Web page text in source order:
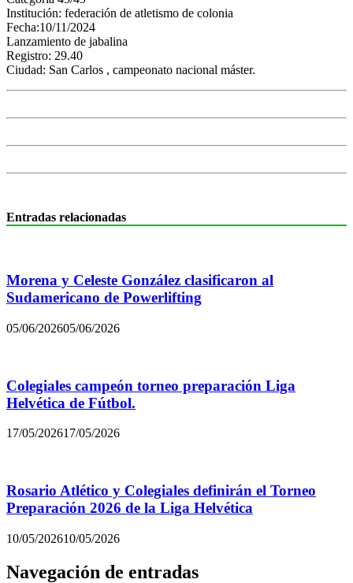
Institución: federación de atletismo de colonia
Fecha:10/11/2024
Lanzamiento de jabalina
Registro: 29.40
Ciudad: San Carlos , campeonato nacional máster.
Entradas relacionadas
Morena y Celeste González clasificaron al
Sudamericano de Powerlifting
05/06/202605/06/2026
Colegiales campeón torneo preparación Liga
Helvética de Fútbol.
17/05/202617/05/2026
Rosario Atlético y Colegiales definirán el Torneo
Preparación 2026 de la Liga Helvética
10/05/202610/05/2026
Navegación de entradas